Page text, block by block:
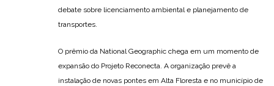
debate sobre licenciamento ambiental e planejamento de
transportes.
O prêmio da National Geographic chega em um momento de
expansão do Projeto Reconecta. A organização prevê a
instalação de novas pontes em Alta Floresta e no município de